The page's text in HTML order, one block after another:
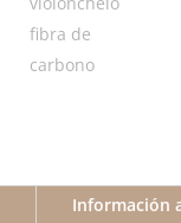
Información